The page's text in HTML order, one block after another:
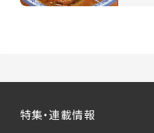
特集・連載情報